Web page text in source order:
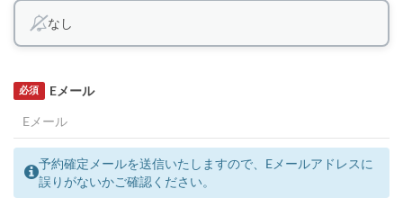
なし
Eメール
必須
予約確定メールを送信いたしますので、Eメールアドレスに
誤りがないかご確認ください。